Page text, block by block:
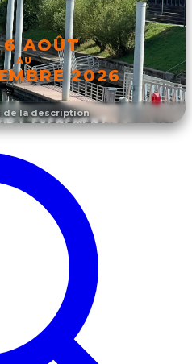
de la description
6 AOÛT
AU
2026
L'ÉVÉNEMENT